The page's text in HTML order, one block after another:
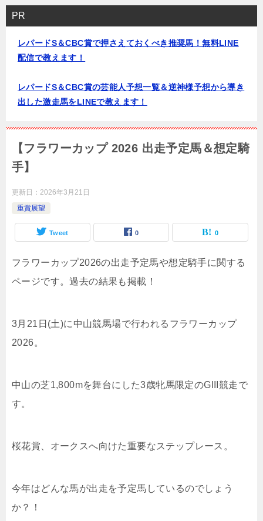
PR
レパードS＆CBC賞で押さえておくべき推奨馬！無料LINE
配信で教えます！
レパードS＆CBC賞の芸能人予想一覧＆逆神様予想から導き
出した激走馬をLINEで教えます！
【フラワーカップ 2026 出走予定馬＆想定騎
手】
更新日： 2026年3月21日
重賞展望
Tweet 0 0
フラワーカップ2026の出走予定馬や想定騎手に関する
ページです。過去の結果も掲載！
3月21日(土)に中山競馬場で行われるフラワーカップ
2026。
中山の芝1,800mを舞台にした3歳牝馬限定のGIII競走で
す。
桜花賞、オークスへ向けた重要なステップレース。
今年はどんな馬が出走を予定馬しているのでしょう
か？！